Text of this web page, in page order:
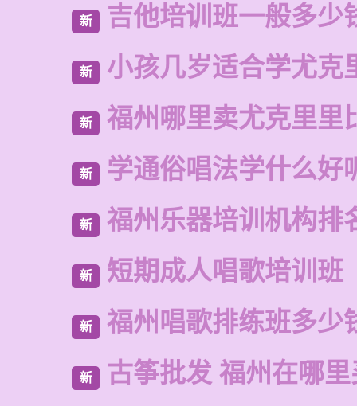
新 吉他培训班一般多少
新 小孩几岁适合学尤克
新 福州哪里卖尤克里里
新 学通俗唱法学什么好
新 福州乐器培训机构排
新 短期成人唱歌培训班
新 福州唱歌排练班多少
新 古筝批发 福州在哪